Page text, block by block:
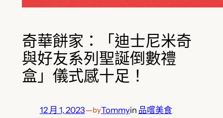
奇華餅家：「迪士尼米奇
與好友系列聖誕倒數禮
盒」儀式感十足！
12 月 1, 2023—byTommyin 品嚐美食